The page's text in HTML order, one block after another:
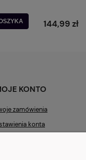
144,99 zł
KONTO
zamówienia
konta